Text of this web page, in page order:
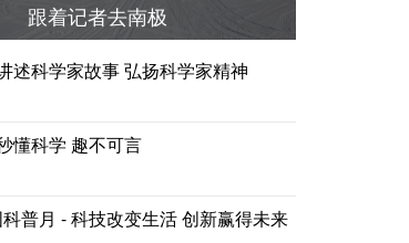
跟着记者去南极
述科学家故事 弘扬科学家精神
懂科学 趣不可言
普月 - 科技改变生活 创新赢得未来